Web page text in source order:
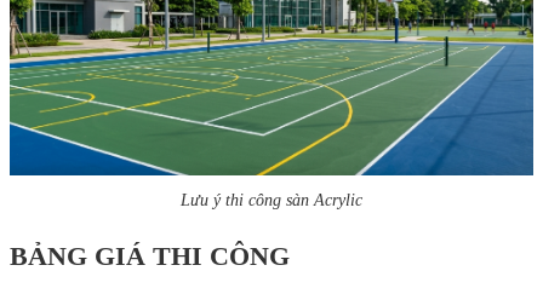
Lưu ý thi công sàn Acrylic
BẢNG GIÁ THI CÔNG